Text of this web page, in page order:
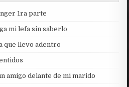
1ra parte
mi lefa sin saberlo
que llevo adentro
amigo delante de mi marido